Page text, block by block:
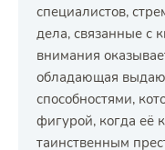
специалистов,
дела, связанные с
внимания
обладающая
способностями,
фигурой, когда её
таинственным